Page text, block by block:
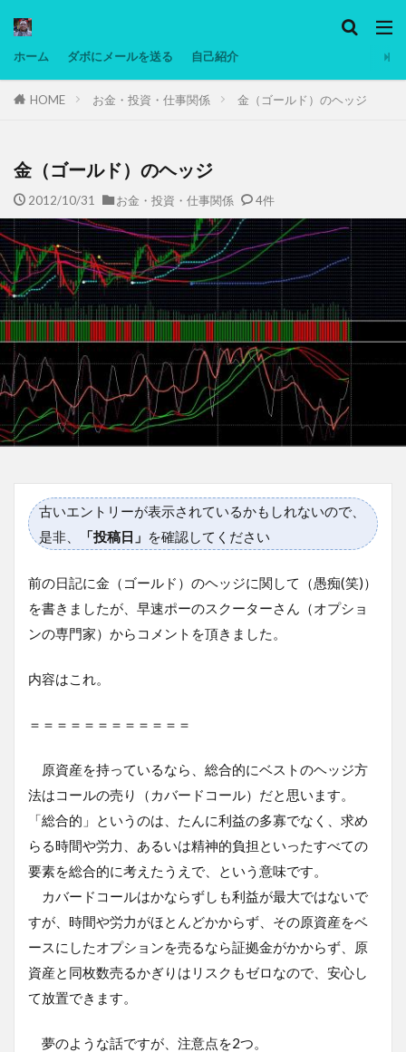
ホーム ダボにメールを送る 自己紹介
HOME お金・投資・仕事関係 金（ゴールド）のヘッジ
金（ゴールド）のヘッジ
2012/10/31 お金・投資・仕事関係 4件
古いエントリーが表示されているかもしれないので、
是非、
「投稿日」 を確認してください
前の日記に金（ゴールド）のヘッジに関して（愚痴(笑)）
を書きましたが、早速ポーのスクーターさん（オプショ
ンの専門家）からコメントを頂きました。
内容はこれ。
＝＝＝＝＝＝＝＝＝＝＝＝
原資産を持っているなら、総合的にベストのヘッジ方
法はコールの売り（カバードコール）だと思います。
「総合的」というのは、たんに利益の多寡でなく、求め
らる時間や労力、あるいは精神的負担といったすべての
要素を総合的に考えたうえで、という意味です。
カバードコールはかならずしも利益が最大ではないで
すが、時間や労力がほとんどかからず、その原資産をベ
ースにしたオプションを売るなら証拠金がかからず、原
資産と同枚数売るかぎりはリスクもゼロなので、安心し
て放置できます。
夢のような話ですが、注意点を2つ。
タグ
マレーシア動画
ヨーグルト
備忘録
動画 日本人村社会 脱水シート
検索